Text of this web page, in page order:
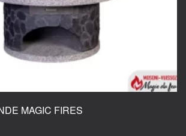
MAGIC FIRES